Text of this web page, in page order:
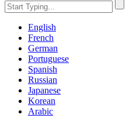
English
French
German
Portuguese
Spanish
Russian
Japanese
Korean
Arabic